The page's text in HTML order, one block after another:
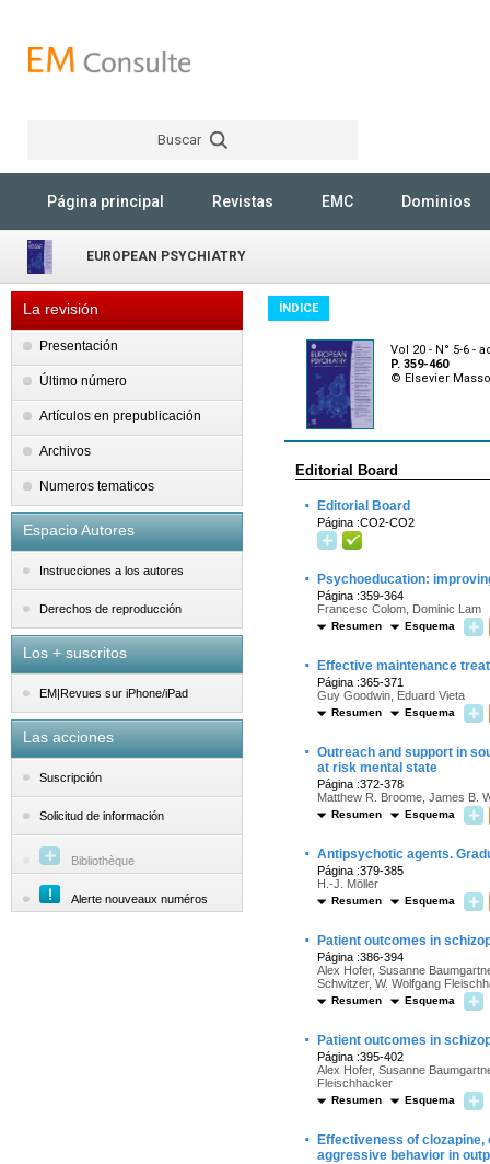
Buscar
Página principal Revistas EMC Dominios
EUROPEAN PSYCHIATRY
La revisión
Presentación
Último número
Artículos en prepublicación
Archivos
Numeros tematicos
Espacio Autores
Instrucciones a los autores
Derechos de reproducción
Los + suscritos
EM|Revues sur iPhone/iPad
Las acciones
Suscripción
Solicitud de información
Bibliothèque
Alerte nouveaux numéros
ÍNDICE
Vol 20 - N° 5-6 -
P. 359-460
© Elsevier
Editorial Board
· Editorial Board
Página :CO2-CO2
· Psychoeducation:
Página :359-364
Francesc Colom, Dominic Lam
Resumen Esquema
· Effective maintenance
Página :365-371
Guy Goodwin, Eduard Vieta
Resumen Esquema
· Outreach and support in
at risk mental state
Página :372-378
Matthew R. Broome, James B.
Resumen Esquema
· Antipsychotic agents.
Página :379-385
H.-J. Möller
Resumen Esquema
· Patient outcomes in
Página :386-394
Alex Hofer, Susanne
Schwitzer, W. Wolfgang
Resumen Esquema
· Patient outcomes in
Página :395-402
Alex Hofer, Susanne
Fleischhacker
Resumen Esquema
·
Effectiveness of
aggressive behavior in